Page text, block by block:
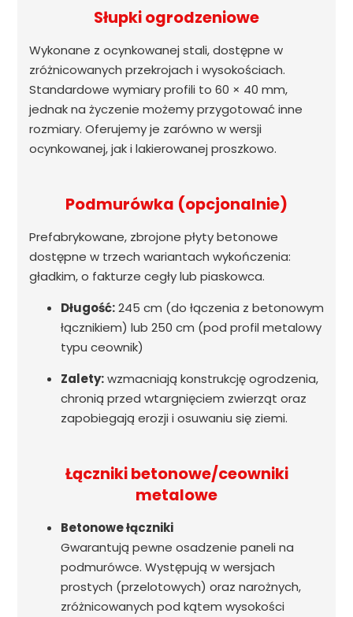
Słupki ogrodzeniowe
Wykonane z ocynkowanej stali, dostępne w
zróżnicowanych przekrojach i wysokościach.
Standardowe wymiary profili to 60 × 40 mm,
jednak na życzenie możemy przygotować inne
rozmiary. Oferujemy je zarówno w wersji
ocynkowanej, jak i lakierowanej proszkowo.
Podmurówka (opcjonalnie)
Prefabrykowane, zbrojone płyty betonowe
dostępne w trzech wariantach wykończenia:
gładkim, o fakturze cegły lub piaskowca.
Długość:245 cm (do łączenia z betonowym
łącznikiem) lub 250 cm (pod profil metalowy
typu ceownik)
Zalety:wzmacniają konstrukcję ogrodzenia,
chronią przed wtargnięciem zwierząt oraz
zapobiegają erozji i osuwaniu się ziemi.
Łączniki betonowe/ceowniki
metalowe
Betonowe łączniki
Gwarantują pewne osadzenie paneli na
podmurówce. Występują w wersjach
prostych (przelotowych) oraz narożnych,
zróżnicowanych pod kątem wysokości